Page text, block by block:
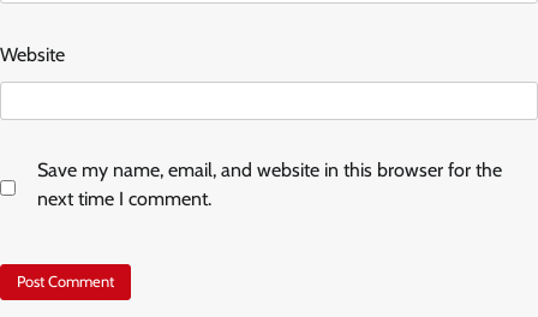
Website
Save my name, email, and website in this browser for the
next time I comment.